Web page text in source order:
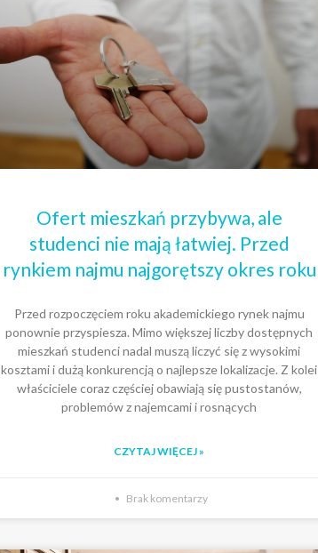
Ofert mieszkań przybywa, ale
studenci nie mają łatwiej. Przed
rynkiem najmu najgorętszy okres roku
Przed rozpoczęciem roku akademickiego rynek najmu
ponownie przyspiesza. Mimo większej liczby dostępnych
mieszkań studenci nadal muszą liczyć się z wysokimi
kosztami i dużą konkurencją o najlepsze lokalizacje. Z kolei
właściciele coraz częściej obawiają się pustostanów,
problemów z najemcami i rosnących
CZYTAJ WIĘCEJ »
Brak komentarzy